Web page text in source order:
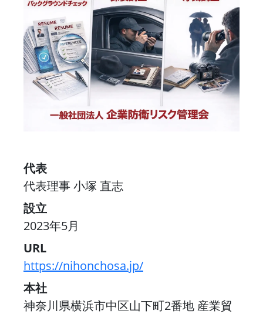
代表
代表理事 小塚 直志
設立
2023年5月
URL
https://nihonchosa.jp/
本社
神奈川県横浜市中区山下町2番地 産業貿